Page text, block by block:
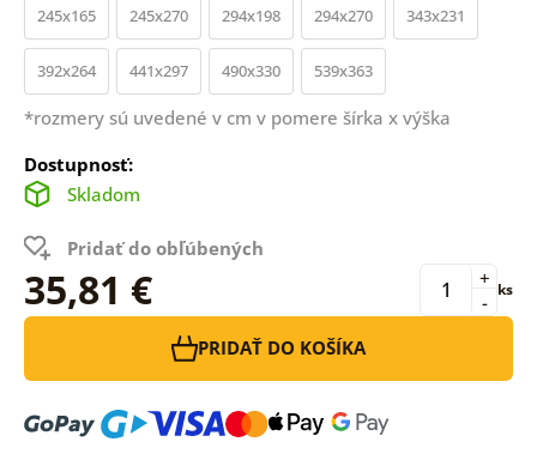
245x165 245x270 294x198 294x270 343x231
392x264 441x297 490x330 539x363
*rozmery sú uvedené v cm v pomere šírka x výška
Dostupnosť:
Skladom
Pridať do obľúbených
35,81 € -
+ ks
PRIDAŤ DO KOŠÍKA